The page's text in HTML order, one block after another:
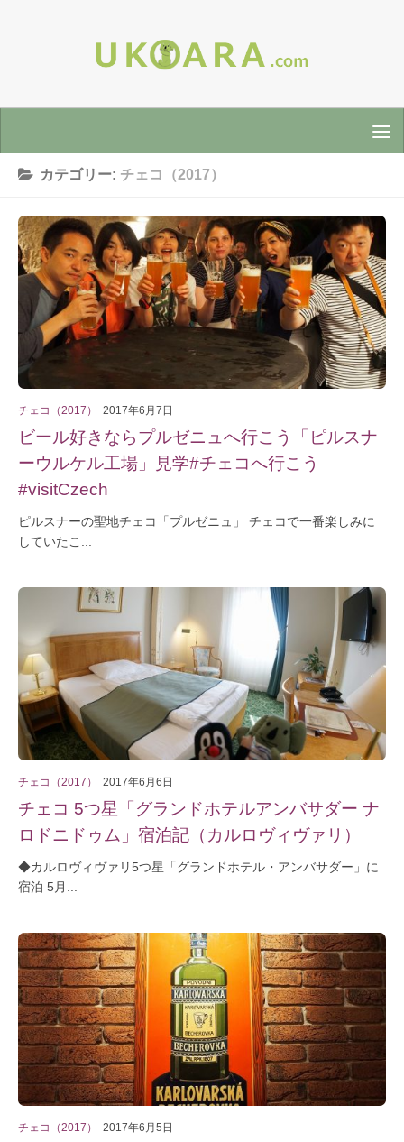
カテゴリー: チェコ（2017）
チェコ（2017） 2017年6月7日
ビール好きならプルゼニュへ行こう「ピルスナ
ーウルケル工場」見学#チェコへ行こう
#visitCzech
ピルスナーの聖地チェコ「プルゼニュ」 チェコで一番楽しみに
していたこ...
チェコ（2017） 2017年6月6日
チェコ 5つ星「グランドホテルアンバサダー ナ
ロドニドゥム」宿泊記（カルロヴィヴァリ）
◆カルロヴィヴァリ5つ星「グランドホテル・アンバサダー」に
宿泊 5月...
チェコ（2017） 2017年6月5日